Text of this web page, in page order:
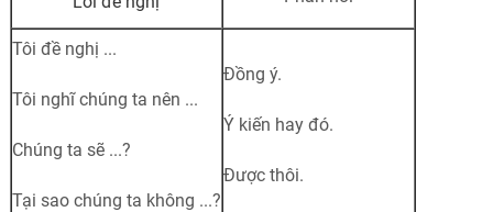
Tôi đề nghị ...
Tôi nghĩ chúng ta nên ...
Chúng ta sẽ ...?
Tại sao chúng ta không ...?
Đồng ý.
Ý kiến hay đó.
Được thôi.